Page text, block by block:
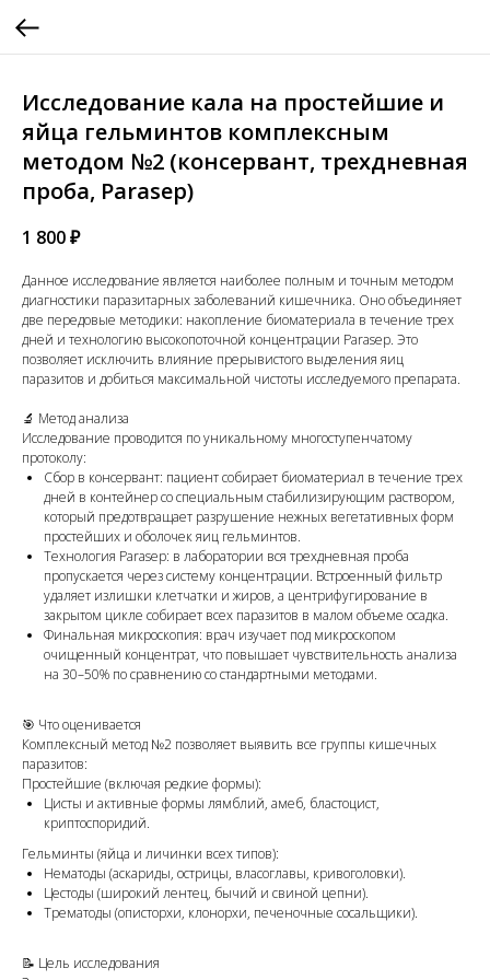
Исследование кала на простейшие и
яйца гельминтов комплексным
методом №2 (консервант, трехдневная
проба, Parasep)
1 800₽
Данное исследование является наиболее полным и точным методом
диагностики паразитарных заболеваний кишечника. Оно объединяет
две передовые методики: накопление биоматериала в течение трех
дней и технологию высокопоточной концентрации Parasep. Это
позволяет исключить влияние прерывистого выделения яиц
паразитов и добиться максимальной чистоты исследуемого препарата.
🔬 Метод анализа
Исследование проводится по уникальному многоступенчатому
протоколу:
Сбор в консервант: пациент собирает биоматериал в течение трех
дней в контейнер со специальным стабилизирующим раствором,
который предотвращает разрушение нежных вегетативных форм
простейших и оболочек яиц гельминтов.
Технология Parasep: в лаборатории вся трехдневная проба
пропускается через систему концентрации. Встроенный фильтр
удаляет излишки клетчатки и жиров, а центрифугирование в
закрытом цикле собирает всех паразитов в малом объеме осадка.
Финальная микроскопия: врач изучает под микроскопом
очищенный концентрат, что повышает чувствительность анализа
на 30–50% по сравнению со стандартными методами.
🎯 Что оценивается
Комплексный метод №2 позволяет выявить все группы кишечных
паразитов:
Простейшие (включая редкие формы):
Цисты и активные формы лямблий, амеб, бластоцист,
криптоспоридий.
Гельминты (яйца и личинки всех типов):
Нематоды (аскариды, острицы, власоглавы, кривоголовки).
Цестоды (широкий лентец, бычий и свиной цепни).
Трематоды (описторхи, клонорхи, печеночные сосальщики).
📝 Цель исследования